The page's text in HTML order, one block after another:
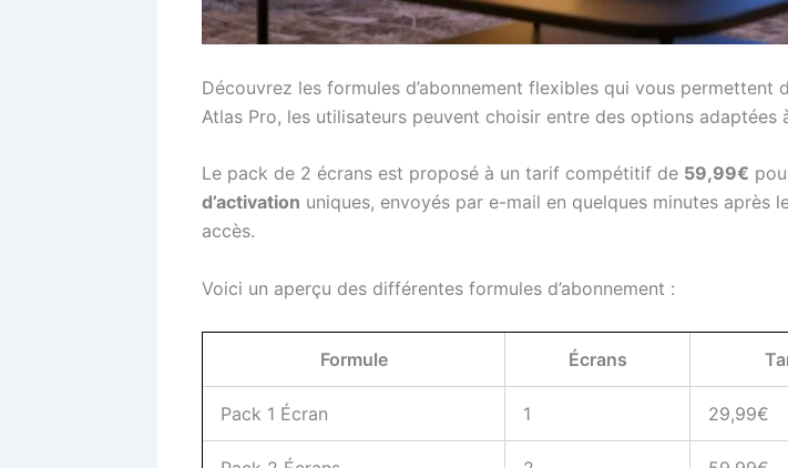
Découvrez les formules d’abonnement flexibles qui vous permettent
Atlas Pro, les utilisateurs peuvent choisir entre des options adaptées
Le pack de 2 écrans est proposé à un tarif compétitif de 59,99€
d’activation uniques, envoyés par e-mail en quelques minutes après
accès.
Voici un aperçu des différentes formules d’abonnement :
Formule Écrans
Pack 1 Écran 1 29,99€